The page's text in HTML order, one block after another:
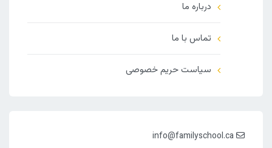
درباره ما
تماس با ما
سیاست حریم خصوصی
info@familyschool.ca